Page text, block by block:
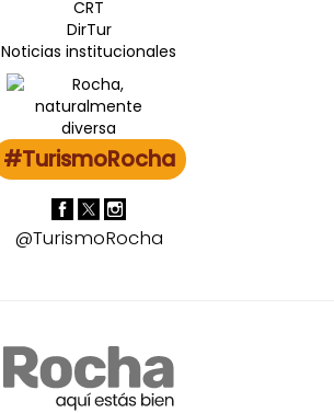
CRT
DirTur
Noticias institucionales
#TurismoRocha
@TurismoRocha